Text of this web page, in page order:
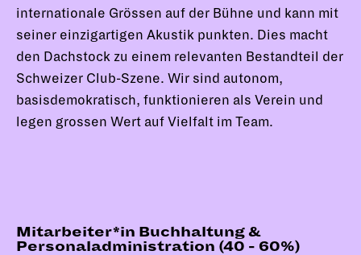
internationale Grössen auf der Bühne und kann mit
seiner einzigartigen Akustik punkten. Dies macht
den Dachstock zu einem relevanten Bestandteil der
Schweizer Club-Szene. Wir sind autonom,
basisdemokratisch, funktionieren als Verein und
legen grossen Wert auf Vielfalt im Team.
Mitarbeiter*in Buchhaltung &
Personaladministration (40 - 60%)